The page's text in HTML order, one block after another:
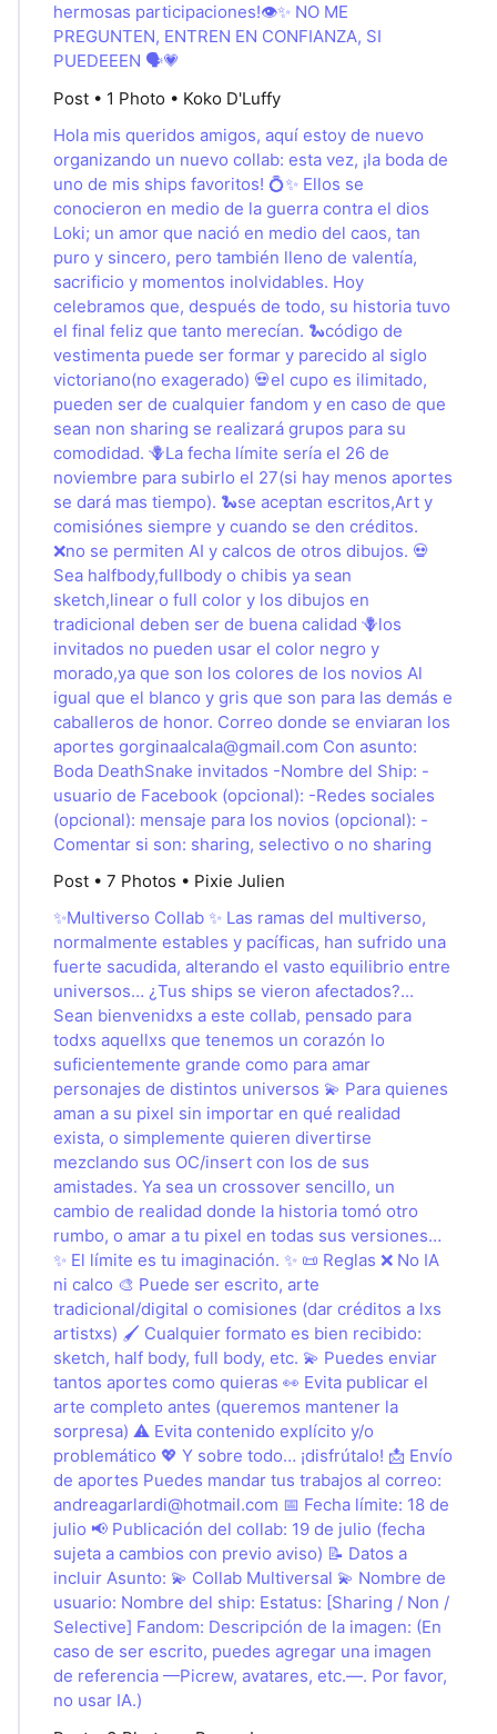
hermosas participaciones!👁️✨ NO ME
PREGUNTEN, ENTREN EN CONFIANZA, SI
PUEDEEEN 🗣💗
Post • 1 Photo • Koko D'Luffy
Hola mis queridos amigos, aquí estoy de nuevo
organizando un nuevo collab: esta vez, ¡la boda de
uno de mis ships favoritos! 💍✨ Ellos se
conocieron en medio de la guerra contra el dios
Loki; un amor que nació en medio del caos, tan
puro y sincero, pero también lleno de valentía,
sacrificio y momentos inolvidables. Hoy
celebramos que, después de todo, su historia tuvo
el final feliz que tanto merecían. 🐍código de
vestimenta puede ser formar y parecido al siglo
victoriano(no exagerado) 💀el cupo es ilimitado,
pueden ser de cualquier fandom y en caso de que
sean non sharing se realizará grupos para su
comodidad. 🪻La fecha límite sería el 26 de
noviembre para subirlo el 27(si hay menos aportes
se dará mas tiempo). 🐍se aceptan escritos,Art y
comisiónes siempre y cuando se den créditos.
❌️no se permiten AI y calcos de otros dibujos. 💀
Sea halfbody,fullbody o chibis ya sean
sketch,linear o full color y los dibujos en
tradicional deben ser de buena calidad 🪻los
invitados no pueden usar el color negro y
morado,ya que son los colores de los novios Al
igual que el blanco y gris que son para las demás e
caballeros de honor. Correo donde se enviaran los
aportes gorginaalcala@gmail.com Con asunto:
Boda DeathSnake invitados -Nombre del Ship: -
usuario de Facebook (opcional): -Redes sociales
(opcional): mensaje para los novios (opcional): -
Comentar si son: sharing, selectivo o no sharing
Post • 7 Photos • Pixie Julien
✨Multiverso Collab ✨ Las ramas del multiverso,
normalmente estables y pacíficas, han sufrido una
fuerte sacudida, alterando el vasto equilibrio entre
universos… ¿Tus ships se vieron afectados?...
Sean bienvenidxs a este collab, pensado para
todxs aquellxs que tenemos un corazón lo
suficientemente grande como para amar
personajes de distintos universos 💫 Para quienes
aman a su pixel sin importar en qué realidad
exista, o simplemente quieren divertirse
mezclando sus OC/insert con los de sus
amistades. Ya sea un crossover sencillo, un
cambio de realidad donde la historia tomó otro
rumbo, o amar a tu pixel en todas sus versiones…
✨ El límite es tu imaginación. ✨ 📜 Reglas ❌ No IA
ni calco 🎨 Puede ser escrito, arte
tradicional/digital o comisiones (dar créditos a lxs
artistxs) 🖌️ Cualquier formato es bien recibido:
sketch, half body, full body, etc. 💫 Puedes enviar
tantos aportes como quieras 👀 Evita publicar el
arte completo antes (queremos mantener la
sorpresa) ⚠️ Evita contenido explícito y/o
problemático 💖 Y sobre todo… ¡disfrútalo! 📩 Envío
de aportes Puedes mandar tus trabajos al correo:
andreagarlardi@hotmail.com 📅 Fecha límite: 18 de
julio 📢 Publicación del collab: 19 de julio (fecha
sujeta a cambios con previo aviso) 📝 Datos a
incluir Asunto: 💫 Collab Multiversal 💫 Nombre de
usuario: Nombre del ship: Estatus: [Sharing / Non /
Selective] Fandom: Descripción de la imagen: (En
caso de ser escrito, puedes agregar una imagen
de referencia —Picrew, avatares, etc.—. Por favor,
no usar IA.)